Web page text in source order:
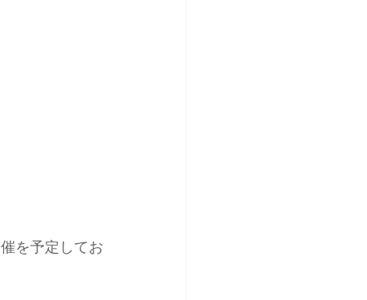
を予定してお